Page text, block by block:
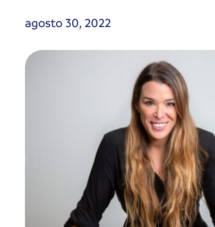
agosto 30, 2022